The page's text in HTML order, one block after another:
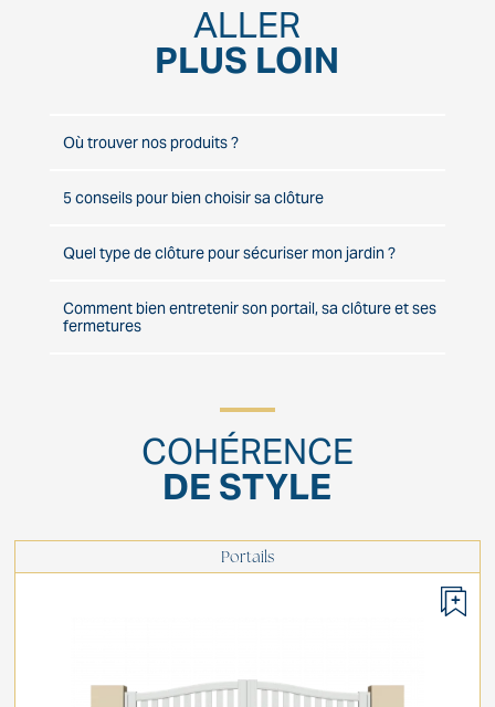
ALLER
PLUS LOIN
Où trouver nos produits ?
5 conseils pour bien choisir sa clôture
Quel type de clôture pour sécuriser mon jardin ?
Comment bien entretenir son portail, sa clôture et ses
fermetures
COHÉRENCE
DE STYLE
Portails